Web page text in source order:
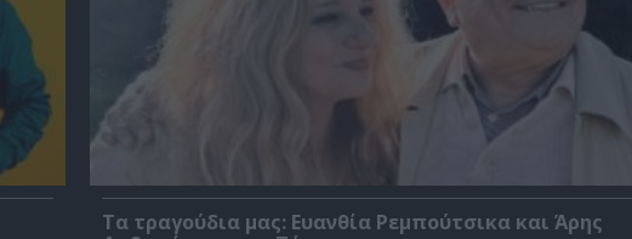
Τα τραγούδια μας: Ευανθία Ρεμπούτσικα και Άρης